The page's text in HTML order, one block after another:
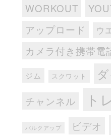
WORKOUT
アップロード
ウ
カメラ付き携帯電
ジム スクワット
チャンネル ト
バルクアップ ビデオ